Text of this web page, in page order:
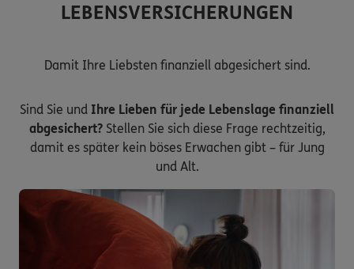
LEBENSVERSICHERUNGEN
Damit Ihre Liebsten finanziell abgesichert sind.
Sind Sie und Ihre Lieben für jede Lebenslage finanziell
abgesichert?Stellen Sie sich diese Frage rechtzeitig,
damit es später kein böses Erwachen gibt – für Jung
und Alt.